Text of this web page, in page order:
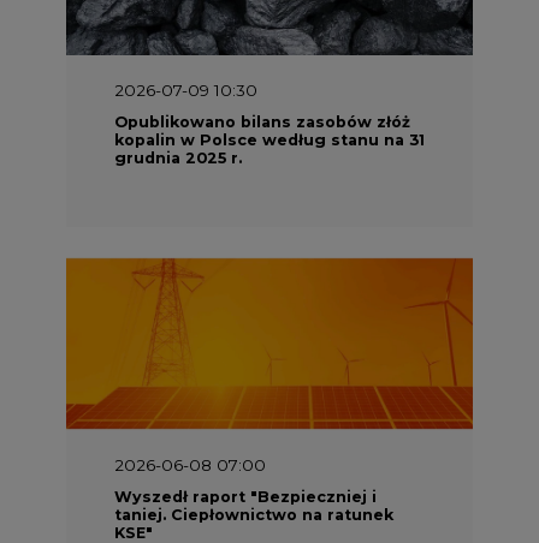
2026-07-09 10:30
Opublikowano bilans zasobów złóż
kopalin w Polsce według stanu na 31
grudnia 2025 r.
2026-06-08 07:00
Wyszedł raport "Bezpieczniej i
taniej. Ciepłownictwo na ratunek
KSE"